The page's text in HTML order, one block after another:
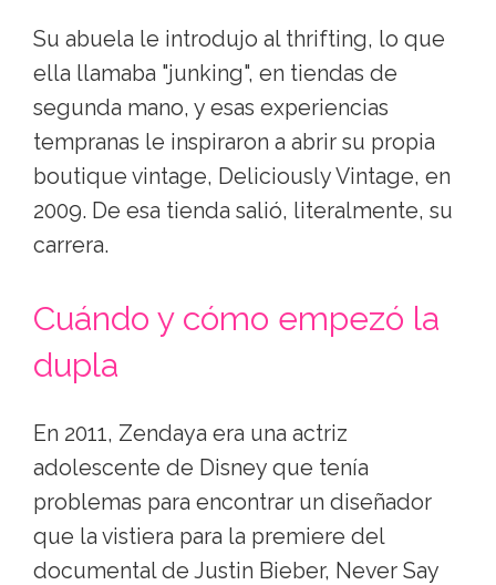
Su abuela le introdujo al thrifting, lo que
ella llamaba "junking", en tiendas de
segunda mano, y esas experiencias
tempranas le inspiraron a abrir su propia
boutique vintage, Deliciously Vintage, en
2009. De esa tienda salió, literalmente, su
carrera.
Cuándo y cómo empezó la
dupla
En 2011, Zendaya era una actriz
adolescente de Disney que tenía
problemas para encontrar un diseñador
que la vistiera para la premiere del
documental de Justin Bieber, Never Say